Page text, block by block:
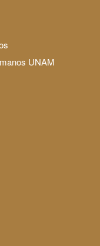
UNAM